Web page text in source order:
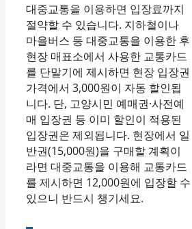
대중교통을 이용하면 입장료까지
절약할 수 있습니다. 지하철이나
마을버스 등 대중교통을 이용한 후
현장 매표소에서 사용한 교통카드
를 단말기에 제시하면 현장 입장권
가격에서 3,000원이 자동 할인됩
니다. 단, 고양시민 예매권·사전예
매 입장권 등 이미 할인이 적용된
입장권은 제외됩니다. 현장에서 일
반권(15,000원)을 구매할 계획이
라면 대중교통을 이용해 교통카드
를 제시하면 12,000원에 입장할 수
있으니 반드시 챙기세요.